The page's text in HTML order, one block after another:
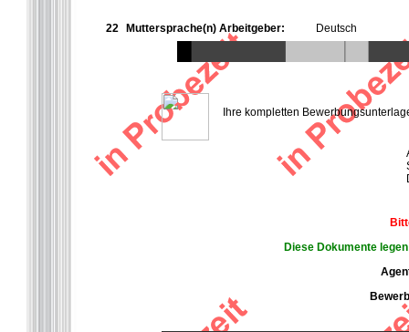
22 Muttersprache(n) Arbeitgeber: Deutsch
Ihre kompletten
Diese Dokumente